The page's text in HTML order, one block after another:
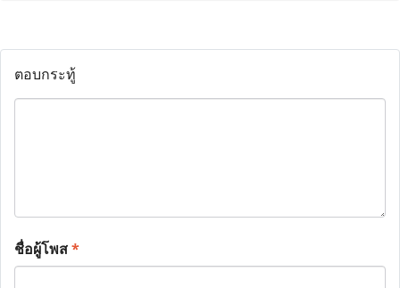
ตอบกระทู้
ชื่อผู้โพส*